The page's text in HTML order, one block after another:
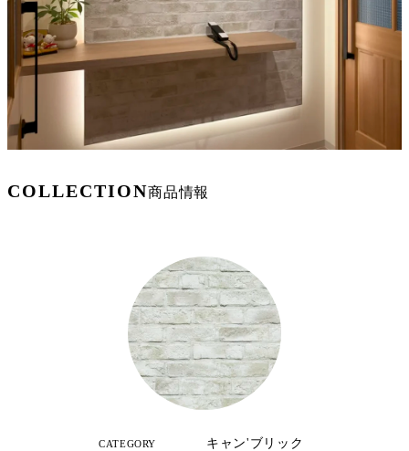
COLLECTION商品情報
CATEGORY キャン'ブリック